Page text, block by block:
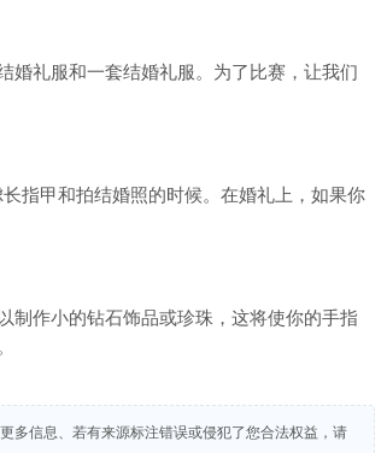
礼服和一套结婚礼服。为了比赛，让我们
甲和拍结婚照的时候。在婚礼上，如果你
作小的钻石饰品或珍珠，这将使你的手指
多信息、若有来源标注错误或侵犯了您合法权益，请